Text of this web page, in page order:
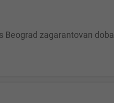
Beograd zagarantovan